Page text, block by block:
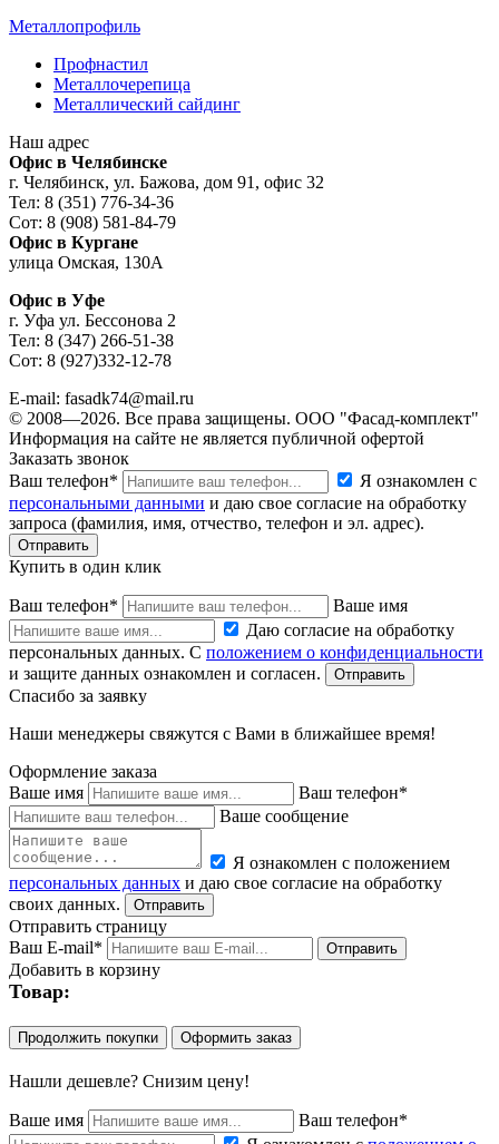
Металлопрофиль
Профнастил
Металлочерепица
Металлический сайдинг
Наш адрес
Офис в Челябинске
г. Челябинск, ул. Бажова, дом 91, офис 32
Тел: 8 (351) 776-34-36
Сот: 8 (908) 581-84-79
Офис в Кургане
улица Омская, 130А
Офис в Уфе
г. Уфа ул. Бессонова 2
Тел: 8 (347) 266-51-38
Сот: 8 (927)332-12-78
E-mail: fasadk74@mail.ru
© 2008—2026. Все права защищены. ООО "Фасад-комплект"
Информация на сайте не является публичной офертой
Заказать звонок
Ваш телефон*
Я ознакомлен с
персональными данными и даю свое согласие на обработку
запроса (фамилия, имя, отчество, телефон и эл. адрес).
Купить в один клик
Ваш телефон*
Ваше имя
Даю согласие на обработку
персональных данных. С положением о конфиденциальности
и защите данных ознакомлен и согласен.
Спасибо за заявку
Наши менеджеры свяжутся с Вами в ближайшее время!
Оформление заказа
Ваше имя
Ваш телефон*
Ваше сообщение
Я ознакомлен с положением
персональных данных и даю свое согласие на обработку
своих данных.
Отправить страницу
Ваш E-mail*
Добавить в корзину
Товар:
Продолжить покупки Оформить заказ
Нашли дешевле? Снизим цену!
Ваше имя
Ваш телефон*